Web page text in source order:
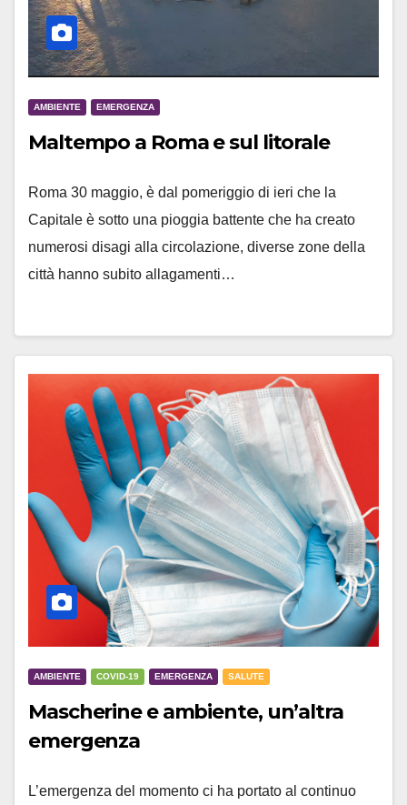
AMBIENTE EMERGENZA
Maltempo a Roma e sul litorale
Roma 30 maggio, è dal pomeriggio di ieri che la
Capitale è sotto una pioggia battente che ha creato
numerosi disagi alla circolazione, diverse zone della
città hanno subito allagamenti…
AMBIENTE COVID-19 EMERGENZA SALUTE
Mascherine e ambiente, un’altra
emergenza
L’emergenza del momento ci ha portato al continuo